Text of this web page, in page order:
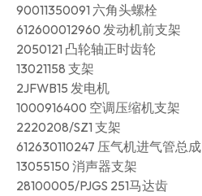
90011350091 六角头螺栓
612600012960 发动机前支架
2050121 凸轮轴正时齿轮
13021158 支架
2JFWB15 发电机
1000916400 空调压缩机支架
2220208/SZ1 支架
612630110247 压气机进气管总成
13055150 消声器支架
28100005/PJGS 251马达齿